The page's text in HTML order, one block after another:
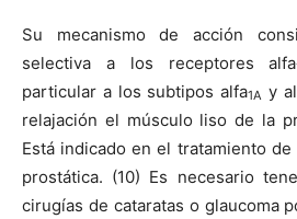
Su mecanismo de acción
selectiva a los receptores alfa
particular a los subtipos alfa1A y
relajación el músculo liso de la
Está indicado en el tratamiento
prostática. (10) Es necesario
cirugías de cataratas o glaucoma